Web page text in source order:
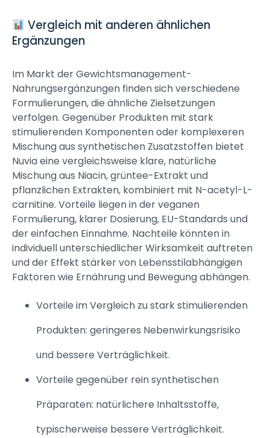
Vergleich mit anderen ähnlichen
Ergänzungen
Im Markt der Gewichtsmanagement-
Nahrungsergänzungen finden sich verschiedene
Formulierungen, die ähnliche Zielsetzungen
verfolgen. Gegenüber Produkten mit stark
stimulierenden Komponenten oder komplexeren
Mischung aus synthetischen Zusatzstoffen bietet
Nuvia eine vergleichsweise klare, natürliche
Mischung aus Niacin, grüntee-Extrakt und
pflanzlichen Extrakten, kombiniert mit N-acetyl-L-
carnitine. Vorteile liegen in der veganen
Formulierung, klarer Dosierung, EU-Standards und
der einfachen Einnahme. Nachteile könnten in
individuell unterschiedlicher Wirksamkeit auftreten
und der Effekt stärker von Lebensstilabhängigen
Faktoren wie Ernährung und Bewegung abhängen.
Vorteile im Vergleich zu stark stimulierenden
Produkten: geringeres Nebenwirkungsrisiko
und bessere Verträglichkeit.
Vorteile gegenüber rein synthetischen
Präparaten: natürlichere Inhaltsstoffe,
typischerweise bessere Verträglichkeit.